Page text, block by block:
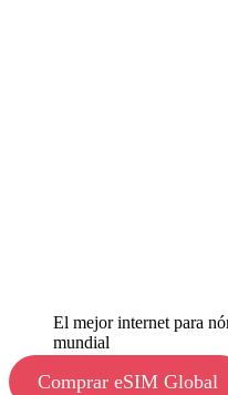
El mejor internet para
mundial
Comprar eSIM Global